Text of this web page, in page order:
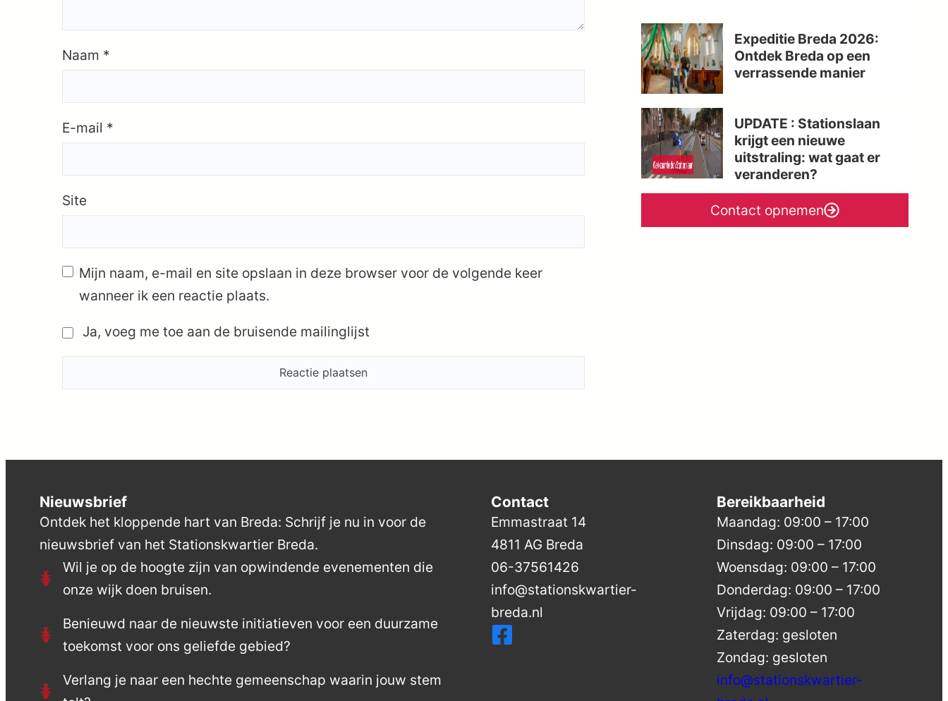
Naam *
E-mail *
Site
Mijn naam, e-mail en site opslaan in deze browser voor de volgende keer
wanneer ik een reactie plaats.
Ja, voeg me toe aan de bruisende mailinglijst
Expeditie Breda 2026:
Ontdek Breda op een
verrassende manier
UPDATE : Stationslaan
krijgt een nieuwe
uitstraling: wat gaat er
veranderen?
Contact opnemen
Nieuwsbrief
Ontdek het kloppende hart van Breda: Schrijf je nu in voor de
nieuwsbrief van het Stationskwartier Breda.
Wil je op de hoogte zijn van opwindende evenementen die
onze wijk doen bruisen.
Benieuwd naar de nieuwste initiatieven voor een duurzame
toekomst voor ons geliefde gebied?
Verlang je naar een hechte gemeenschap waarin jouw stem
Contact
Emmastraat 14
4811 AG Breda
06-37561426
info@stationskwartier-
breda.nl
Bereikbaarheid
Maandag: 09:00 – 17:00
Dinsdag: 09:00 – 17:00
Woensdag: 09:00 – 17:00
Donderdag: 09:00 – 17:00
Vrijdag: 09:00 – 17:00
Zaterdag: gesloten
Zondag: gesloten
info@stationskwartier-